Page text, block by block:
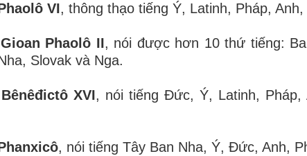
VI, thông thạo tiếng Ý, Latinh, Pháp,
Phaolô II, nói được hơn 10 thứ tiếng:
Slovak và Nga.
XVI, nói tiếng Đức, Ý, Latinh,
, nói tiếng Tây Ban Nha, Ý, Đức, Anh,